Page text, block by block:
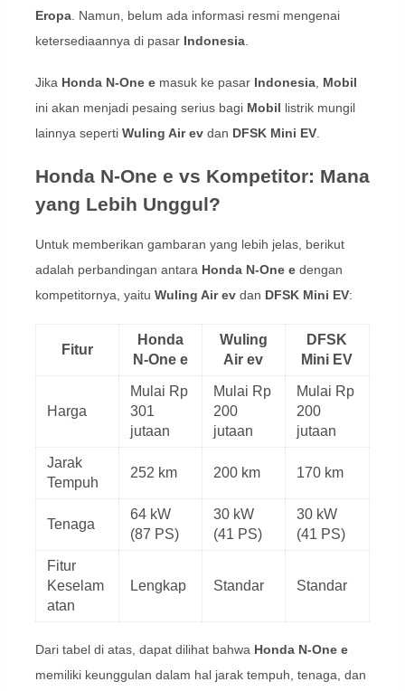
Eropa. Namun, belum ada informasi resmi mengenai
ketersediaannya di pasar Indonesia.
Jika Honda N-One emasuk ke pasar Indonesia, Mobil
ini akan menjadi pesaing serius bagi Mobil listrik mungil
lainnya seperti Wuling Air evdan DFSK Mini EV.
Honda N-One e vs Kompetitor: Mana
yang Lebih Unggul?
Untuk memberikan gambaran yang lebih jelas, berikut
adalah perbandingan antara Honda N-One edengan
kompetitornya, yaitu Wuling Air evdan DFSK Mini EV:
Fitur
Honda
N-One e
Wuling
Air ev
DFSK
Mini EV
Harga
Mulai Rp
301
jutaan
Mulai Rp
200
jutaan
Mulai Rp
200
jutaan
Jarak
Tempuh
252 km 200 km 170 km
Tenaga
64 kW
(87 PS)
30 kW
(41 PS)
30 kW
(41 PS)
Fitur
Keselam
atan
Lengkap Standar Standar
Dari tabel di atas, dapat dilihat bahwa Honda N-One e
memiliki keunggulan dalam hal jarak tempuh, tenaga, dan